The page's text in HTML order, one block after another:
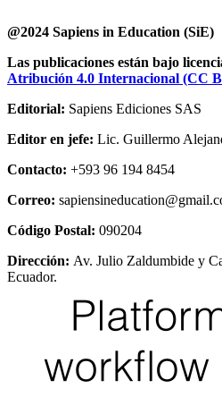
@2024 Sapiens in
Las publicaciones están bajo
Atribución 4.0 Internacional (CC
Editorial: Sapiens Ediciones
Editor en jefe: Lic. Guillermo
Contacto: +593 96 194 8454
Correo:
Código Postal: 090204
Dirección: Av. Julio Zaldumbide y
Ecuador.